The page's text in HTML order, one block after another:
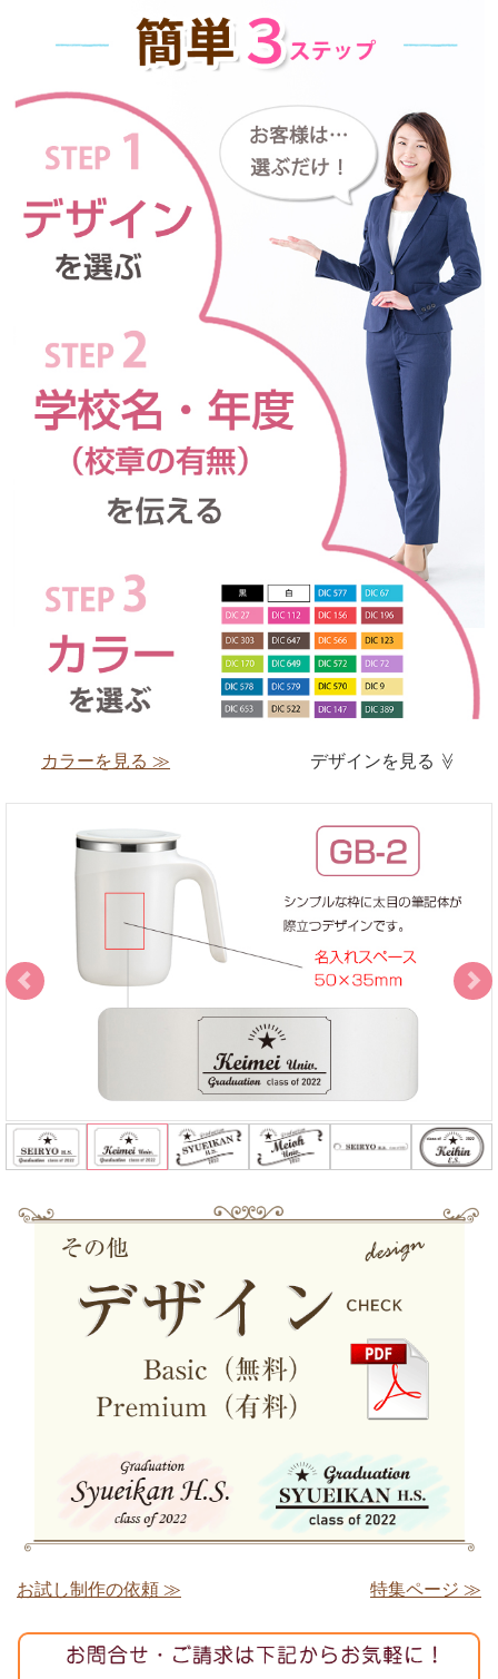
デザインを見る ≫
カラーを見る ≫
お試し制作の依頼 ≫ 特集ページ ≫